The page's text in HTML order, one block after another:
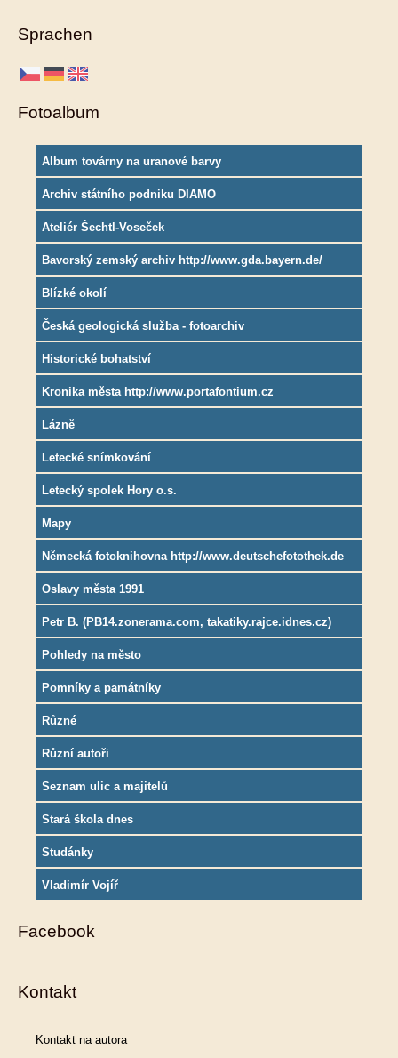
Sprachen
Fotoalbum
Album továrny na uranové barvy
Archiv státního podniku DIAMO
Ateliér Šechtl-Voseček
Bavorský zemský archiv http://www.gda.bayern.de/
Blízké okolí
Česká geologická služba - fotoarchiv
Historické bohatství
Kronika města http://www.portafontium.cz
Lázně
Letecké snímkování
Letecký spolek Hory o.s.
Mapy
Německá fotoknihovna http://www.deutschefotothek.de
Oslavy města 1991
Petr B. (PB14.zonerama.com, takatiky.rajce.idnes.cz)
Pohledy na město
Pomníky a památníky
Různé
Různí autoři
Seznam ulic a majitelů
Stará škola dnes
Studánky
Vladimír Vojíř
Facebook
Kontakt
Kontakt na autora